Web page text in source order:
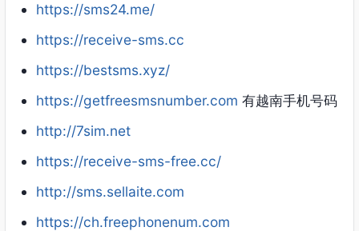
https://sms24.me/
https://receive-sms.cc
https://bestsms.xyz/
https://getfreesmsnumber.com 有越南手机号码
http://7sim.net
https://receive-sms-free.cc/
http://sms.sellaite.com
https://ch.freephonenum.com